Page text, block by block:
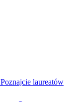
laureatów